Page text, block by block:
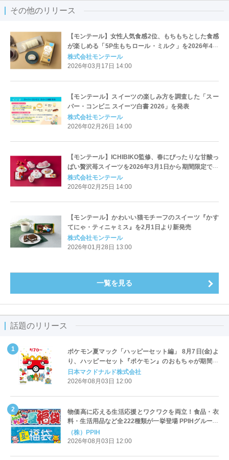
その他のリリース
【モンテール】女性人気食感2位、もちもちとした食感
が楽しめる「5P生もちロール・ミルク」を2026年4月
1日から販売
株式会社モンテール
2026年03月17日 14:00
【モンテール】スイーツの楽しみ方を調査した「スー
パー・コンビニ スイーツ白書 2026」を発表
株式会社モンテール
2026年02月26日 14:00
【モンテール】ICHIBIKO監修、春にぴったりな甘酸っ
ぱい贅沢苺スイーツを2026年3月1日から期間限定で販
売
株式会社モンテール
2026年02月25日 14:00
【モンテール】かわいい猫モチーフのスイーツ『かす
てにゃ・ティニャミス』を2月1日より新発売
株式会社モンテール
2026年01月28日 13:00
一覧を見る
話題のリリース
ポケモン夏マック「ハッピーセット編」 8月7日(金)よ
り、ハッピーセット『ポケモン』のおもちゃが期間限
定登場
日本マクドナルド株式会社
2026年08月03日 12:00
物価高に応える生活応援とワクワクを両立！食品・衣
料・生活用品など全222種類が一挙登場 PPIHグループ
「夏福袋」＆セール 8月6日(木)より順次スタート
（株）PPIH
2026年08月03日 12:00